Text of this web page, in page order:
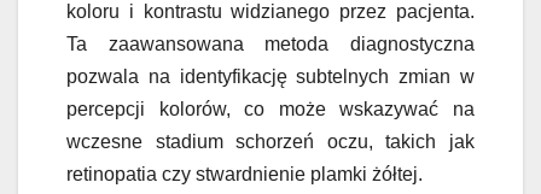
koloru i kontrastu widzianego przez pacjenta.
Ta zaawansowana metoda diagnostyczna
pozwala na identyfikację subtelnych zmian w
percepcji kolorów, co może wskazywać na
wczesne stadium schorzeń oczu, takich jak
retinopatia czy stwardnienie plamki żółtej.